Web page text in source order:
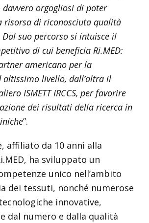
davvero orgogliosi di poter
risorsa di riconosciuta qualità
suo percorso si intuisce il
di cui beneficia Ri.MED:
americano per la
altissimo livello, dall’altra il
ISMETT IRCCS, per favorire
dei risultati della ricerca in
”.
affiliato da 10 anni alla
ha sviluppato un
unico nell’ambito
dei tessuti, nonché numerose
innovative,
dal numero e dalla qualità